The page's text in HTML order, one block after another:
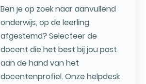
Ben je op zoek naar aanvullend
onderwijs, op de leerling
afgestemd? Selecteer de
docent die het best bij jou past
aan de hand van het
docentenprofiel. Onze helpdesk